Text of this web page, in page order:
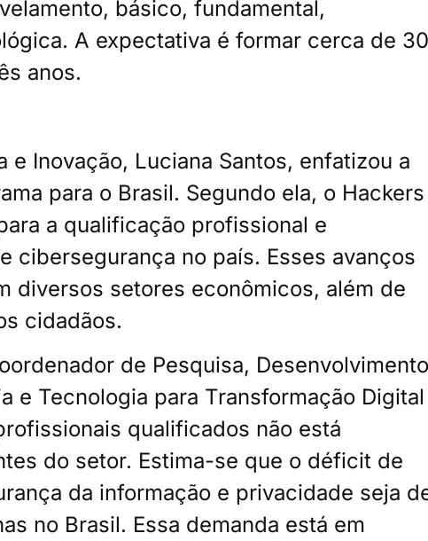
básico, fundamental,
A expectativa é formar cerca de 30
anos.
Inovação, Luciana Santos, enfatizou a
para o Brasil. Segundo ela, o Hackers
a qualificação profissional e
cibersegurança no país. Esses avanços
diversos setores econômicos, além de
cidadãos.
de Pesquisa,
e Tecnologia para Transformação Digital
qualificados não está
do setor. Estima-se que o déficit de
da informação e privacidade seja
no Brasil. Essa demanda está em